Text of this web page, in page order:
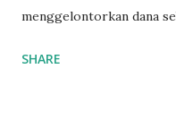
menggelontorkan dana
UMKM di Jatim. Namun
SHARE